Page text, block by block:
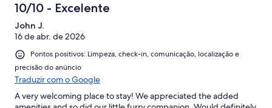
10/10 - Excelente
John J.
16 de abr. de 2026
Pontos positivos: Limpeza, check-in, comunicação, localização e
precisão do anúncio
Traduzir com o Google
A very welcoming place to stay! We appreciated the added